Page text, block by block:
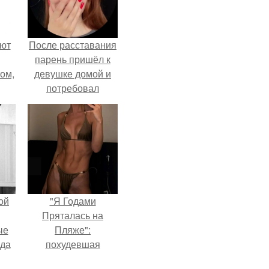
После расставания
парень пришёл к
девушке домой и
потребовал
вернуть всё, что
когда-либо ей
дарил.
"Я Годами
Пряталась на
Пляже":
похудевшая